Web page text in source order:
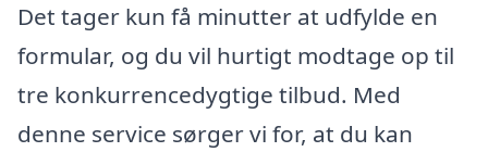
Det tager kun få minutter at udfylde en
formular, og du vil hurtigt modtage op til
tre konkurrencedygtige tilbud. Med
denne service sørger vi for, at du kan